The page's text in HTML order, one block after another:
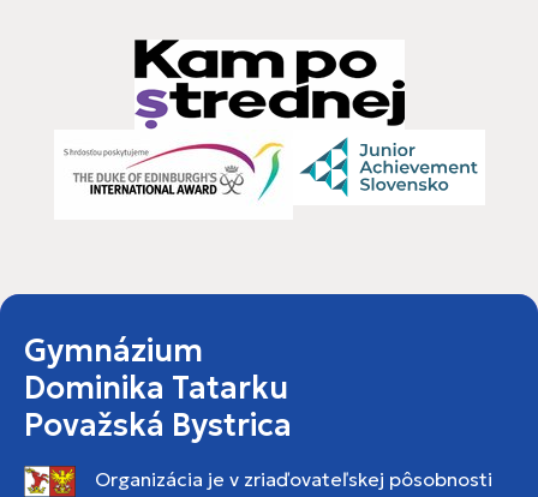
Gymnázium
Dominika Tatarku
Považská Bystrica
Organizácia je v zriaďovateľskej pôsobnosti